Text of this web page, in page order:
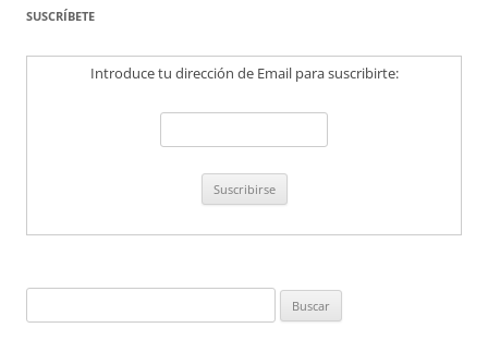
SUSCRÍBETE
Introduce tu dirección de Email para suscribirte: